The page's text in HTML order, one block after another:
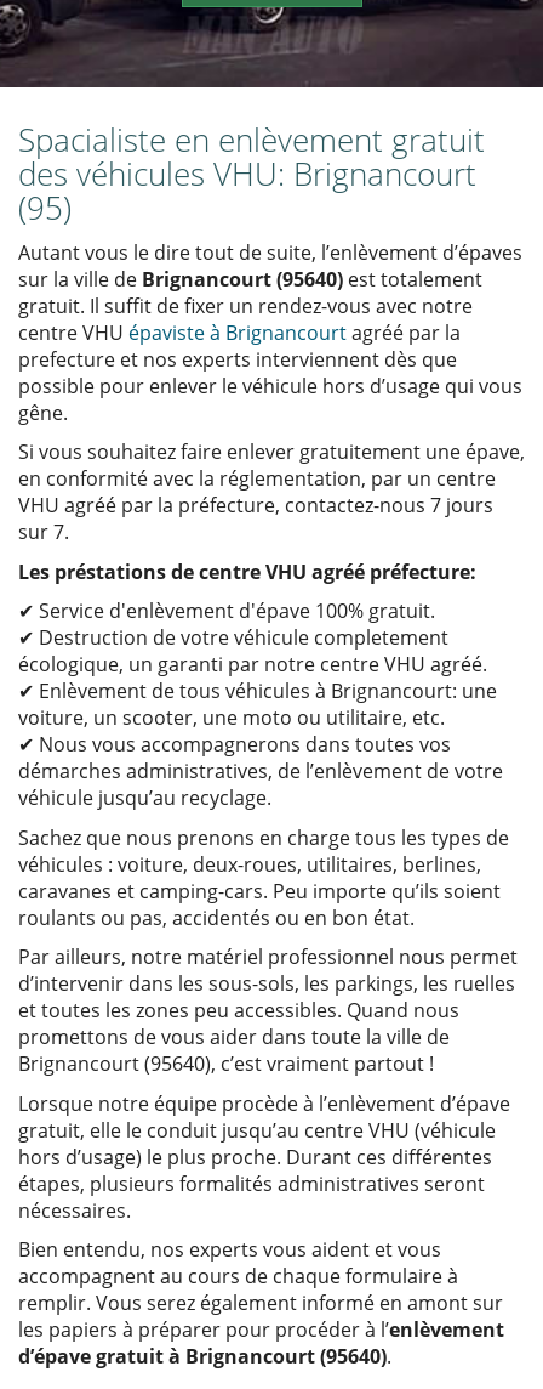
Spacialiste en enlèvement gratuit
des véhicules VHU: Brignancourt
(95)
Autant vous le dire tout de suite, l’enlèvement d’épaves
sur la ville de Brignancourt (95640) est totalement
gratuit. Il suffit de fixer un rendez-vous avec notre
centre VHU épaviste à Brignancourtagréé par la
prefecture et nos experts interviennent dès que
possible pour enlever le véhicule hors d’usage qui vous
gêne.
Si vous souhaitez faire enlever gratuitement une épave,
en conformité avec la réglementation, par un centre
VHU agréé par la préfecture, contactez-nous 7 jours
sur 7.
Les préstations de centre VHU agréé préfecture:
✔ Service d'enlèvement d'épave 100% gratuit.
✔ Destruction de votre véhicule completement
écologique, un garanti par notre centre VHU agréé.
✔ Enlèvement de tous véhicules à Brignancourt: une
voiture, un scooter, une moto ou utilitaire, etc.
✔ Nous vous accompagnerons dans toutes vos
démarches administratives, de l’enlèvement de votre
véhicule jusqu’au recyclage.
Sachez que nous prenons en charge tous les types de
véhicules : voiture, deux-roues, utilitaires, berlines,
caravanes et camping-cars. Peu importe qu’ils soient
roulants ou pas, accidentés ou en bon état.
Par ailleurs, notre matériel professionnel nous permet
d’intervenir dans les sous-sols, les parkings, les ruelles
et toutes les zones peu accessibles. Quand nous
promettons de vous aider dans toute la ville de
Brignancourt (95640), c’est vraiment partout !
Lorsque notre équipe procède à l’enlèvement d’épave
gratuit, elle le conduit jusqu’au centre VHU (véhicule
hors d’usage) le plus proche. Durant ces différentes
étapes, plusieurs formalités administratives seront
nécessaires.
Bien entendu, nos experts vous aident et vous
accompagnent au cours de chaque formulaire à
remplir. Vous serez également informé en amont sur
les papiers à préparer pour procéder à l’enlèvement
d’épave gratuit à Brignancourt (95640).